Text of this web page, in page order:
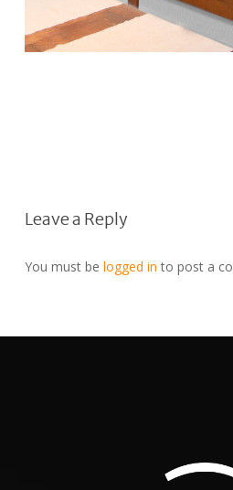
Leave a Reply
You must be logged in to post a